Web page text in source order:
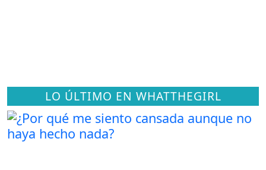
LO ÚLTIMO EN WHATTHEGIRL